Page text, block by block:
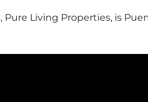
Pure Living Properties, is